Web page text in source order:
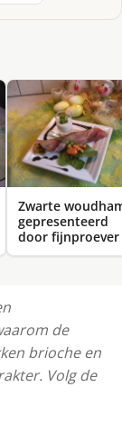
Zwarte
gepresenteerd
door fijnproever
de
brioche en
Volg de